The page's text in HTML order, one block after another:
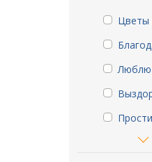
Цветы
Люблю
Прости